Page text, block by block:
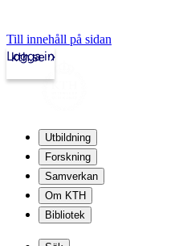
Till innehåll på sidan
kth.se
Logga in
Utbildning
Forskning
Samverkan
Om KTH
Bibliotek